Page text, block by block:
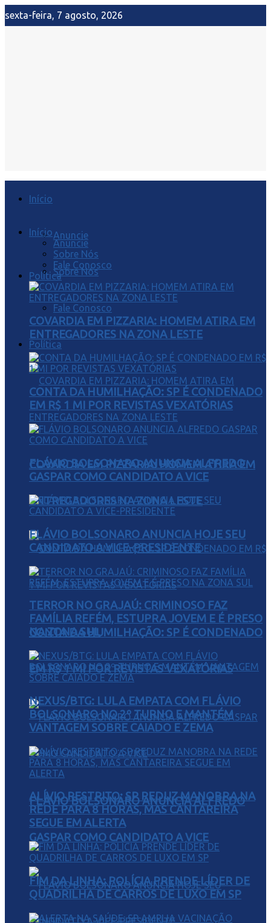
sexta-feira, 7 agosto, 2026
Início
Anuncie
Sobre Nós
Fale Conosco
Política
COVARDIA EM PIZZARIA: HOMEM ATIRA EM
ENTREGADORES NA ZONA LESTE
CONTA DA HUMILHAÇÃO: SP É CONDENADO
EM R$ 1 MI POR REVISTAS VEXATÓRIAS
FLÁVIO BOLSONARO ANUNCIA ALFREDO
GASPAR COMO CANDIDATO A VICE
Início
Anuncie
Sobre Nós
Fale Conosco
Política
COVARDIA EM PIZZARIA: HOMEM ATIRA EM
ENTREGADORES NA ZONA LESTE
CONTA DA HUMILHAÇÃO: SP É CONDENADO
EM R$ 1 MI POR REVISTAS VEXATÓRIAS
FLÁVIO BOLSONARO ANUNCIA ALFREDO
GASPAR COMO CANDIDATO A VICE
FLÁVIO BOLSONARO ANUNCIA HOJE SEU
CANDIDATO A VICE-PRESIDENTE
TERROR NO GRAJAÚ: CRIMINOSO FAZ
FAMÍLIA REFÉM, ESTUPRA JOVEM E É PRESO
NA ZONA SUL
NEXUS/BTG: LULA EMPATA COM FLÁVIO
BOLSONARO NO 2º TURNO E MANTÉM
VANTAGEM SOBRE CAIADO E ZEMA
ALÍVIO RESTRITO: SP REDUZ MANOBRA NA
REDE PARA 8 HORAS, MAS CANTAREIRA
SEGUE EM ALERTA
FIM DA LINHA: POLÍCIA PRENDE LÍDER DE
QUADRILHA DE CARROS DE LUXO EM SP